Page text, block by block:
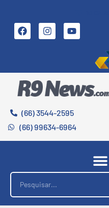
(66) 3544-2595
(66) 99634-6964